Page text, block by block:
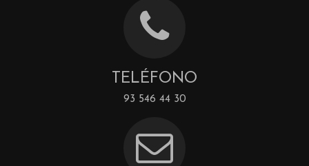
TELÉFONO
93 546 44 30